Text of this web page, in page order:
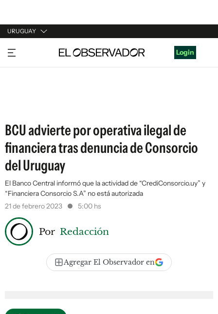
URUGUAY
URUGUAY
ARGENTINA
Login
BCU advierte por operativa ilegal de
financiera tras denuncia de Consorcio
del Uruguay
El Banco Central informó que la actividad de “CrediConsorcio.uy” y
“Financiera Consorcio S.A” no está autorizada
21 de febrero 2023
5:00 hs
Por Redacción
Agregar El Observador en